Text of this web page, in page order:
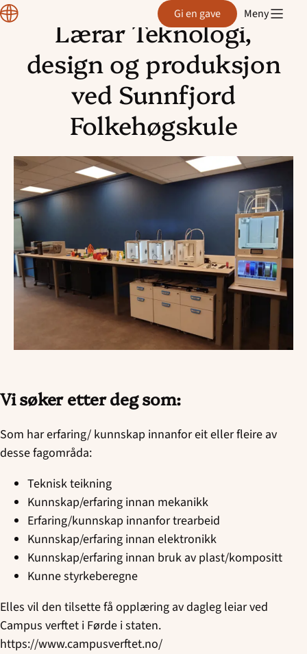
innhold
Normisjon Gi en gave Meny
Lærar Teknologi,
design og produksjon
ved Sunnfjord
Folkehøgskule
Vi søker etter deg som:
Som har erfaring/ kunnskap innanfor eit eller fleire av
desse fagområda:
Teknisk teikning
Kunnskap/erfaring innan mekanikk
Erfaring/kunnskap innanfor trearbeid
Kunnskap/erfaring innan elektronikk
Kunnskap/erfaring innan bruk av plast/kompositt
Kunne styrkeberegne
Elles vil den tilsette få opplæring av dagleg leiar ved
Campus verftet i Førde i staten.
https://www.campusverftet.no/